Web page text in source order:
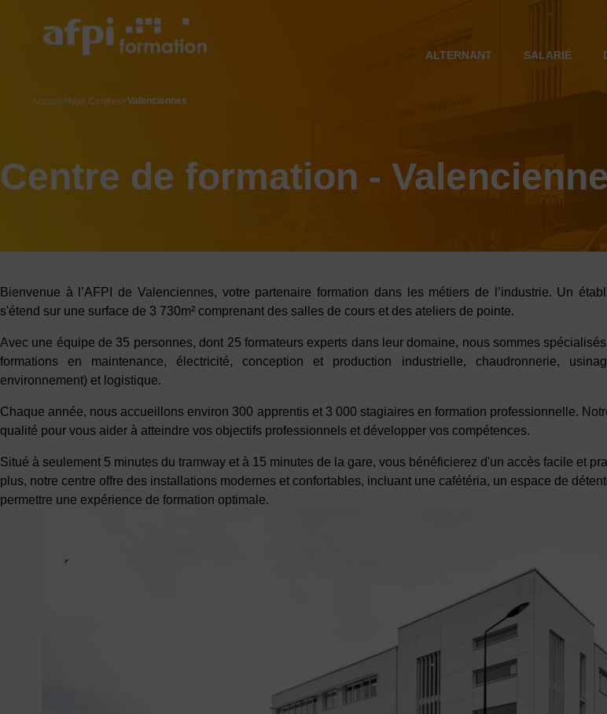
ALTERNANT SALARIÉ
Accueil Nos Centres Valenciennes
Centre de formation -
Bienvenue à l’AFPI de Valenciennes, votre partenaire formation dans les métiers de l’industrie. Un
s'étend sur une surface de 3 730m² comprenant des salles de cours et des ateliers de pointe.
Avec une équipe de 35 personnes, dont 25 formateurs experts dans leur domaine, nous sommes
formations en maintenance, électricité, conception et production industrielle, chaudronnerie,
environnement) et logistique.
Chaque année, nous accueillons environ 300 apprentis et 3 000 stagiaires en formation professionnelle.
qualité pour vous aider à atteindre vos objectifs professionnels et développer vos compétences.
Situé à seulement 5 minutes du tramway et à 15 minutes de la gare, vous bénéficierez d'un accès facile et
plus, notre centre offre des installations modernes et confortables, incluant une cafétéria, un espace de
permettre une expérience de formation optimale.